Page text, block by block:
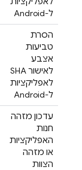
ל-Android
הסרת
טביעות
אצבע
לאישור SHA
לאפליקציות
ל-Android
עדכון מזהה
חנות
האפליקציות
או מזהה
הצוות